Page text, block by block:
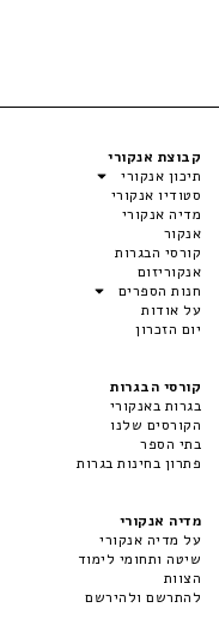
קבוצת אנקורי
תיכון אנקורי
סטודיו אנקורי
מדיה אנקורי
אנקור
קורסי הבגרות
אנקוריזום
חנות הספרים
על אודות
יום הזכרון
קורסי הבגרות
בגרות באנקורי
הקורסים שלנו
בתי הספר
פתרון בחינות בגרות
מדיה אנקורי
על מדיה אנקורי
שיטה ותחומי לימוד
הצוות
להתרשם ולהירשם